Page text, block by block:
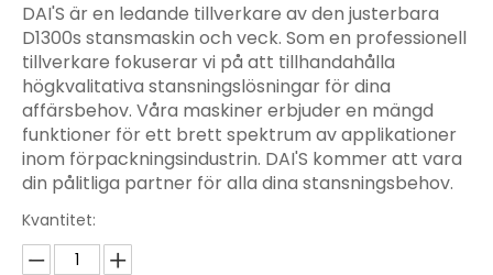
DAI'S är en ledande tillverkare av den justerbara
D1300s stansmaskin och veck. Som en professionell
tillverkare fokuserar vi på att tillhandahålla
högkvalitativa stansningslösningar för dina
affärsbehov. Våra maskiner erbjuder en mängd
funktioner för ett brett spektrum av applikationer
inom förpackningsindustrin. DAI'S kommer att vara
din pålitliga partner för alla dina stansningsbehov.
Kvantitet: